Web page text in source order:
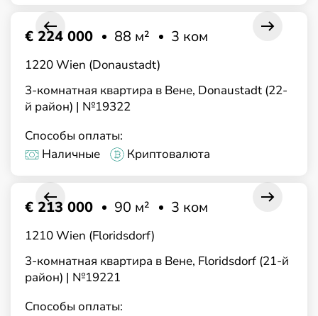
3-комнатная квартира в Вене, Donaustadt (22-
й район) | №19322
€ 224 000 88 м² 3 ком
1220 Wien (Donaustadt)
Способы оплаты:
Наличные
Криптовалюта
3-комнатная квартира в Вене, Floridsdorf (21-й
район) | №19221
€ 213 000 90 м² 3 ком
1210 Wien (Floridsdorf)
Способы оплаты: